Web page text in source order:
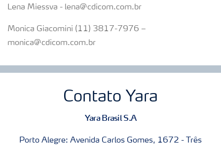
Lena Miessva - lena@cdicom.com.br
Monica Giacomini (11) 3817-7976 –
monica@cdicom.com.br
Contato Yara
Yara Brasil S.A
Porto Alegre: Avenida Carlos Gomes, 1672 - Três